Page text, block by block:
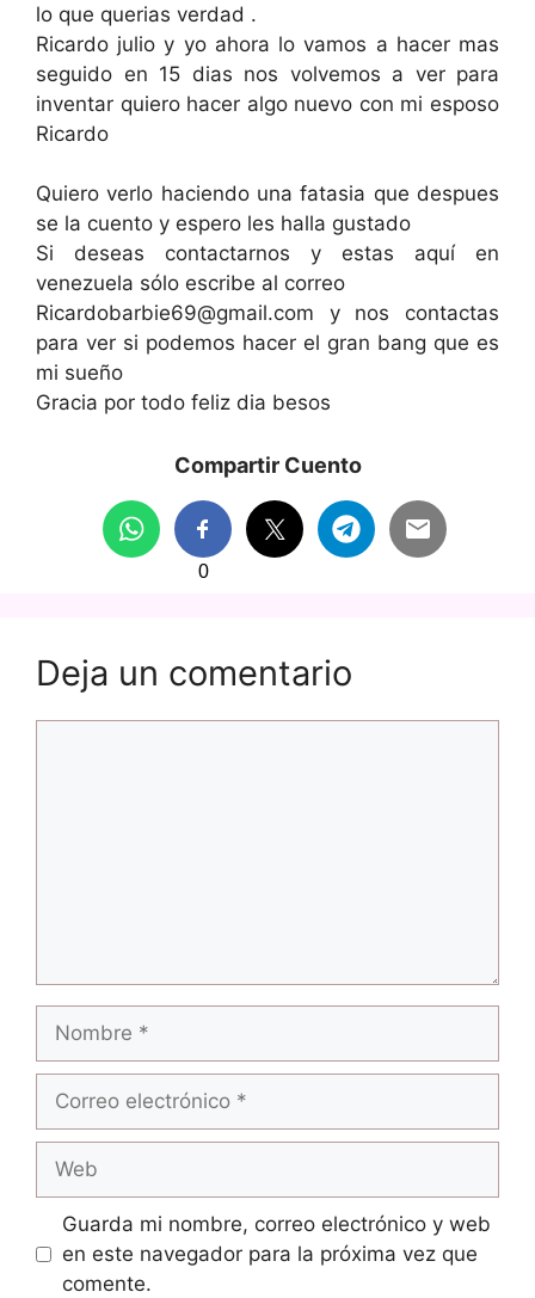
lo que querias verdad .
Ricardo julio y yo ahora lo vamos a hacer mas
seguido en 15 dias nos volvemos a ver para
inventar quiero hacer algo nuevo con mi esposo
Ricardo
Quiero verlo haciendo una fatasia que despues
se la cuento y espero les halla gustado
Si deseas contactarnos y estas aquí en
venezuela sólo escribe al correo
Ricardobarbie69@gmail.com y nos contactas
para ver si podemos hacer el gran bang que es
mi sueño
Gracia por todo feliz dia besos
Compartir Cuento
0
Deja un comentario
electrónico
Guarda mi nombre, correo electrónico y web
en este navegador para la próxima vez que
comente.